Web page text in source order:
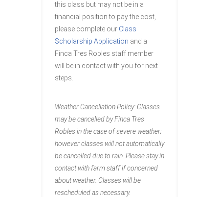
this class but may not be in a
financial position to pay the cost,
please complete our Class
Scholarship Application and a
Finca Tres Robles staff member
will be in contact with you for next
steps.
Weather Cancellation Policy: Classes
may be cancelled by Finca Tres
Robles in the case of severe weather;
however classes will not automatically
be cancelled due to rain. Please stay in
contact with farm staff if concerned
about weather. Classes will be
rescheduled as necessary.